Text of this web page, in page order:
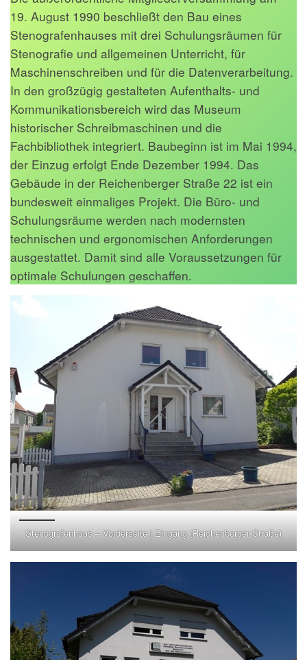
19. August 1990 beschließt den Bau eines
Stenografenhauses mit drei Schulungsräumen für
Stenografie und allgemeinen Unterricht, für
Maschinenschreiben und für die Datenverarbeitung.
In den großzügig gestalteten Aufenthalts- und
Kommunikationsbereich wird das Museum
historischer Schreibmaschinen und die
Fachbibliothek integriert. Baubeginn ist im Mai 1994,
der Einzug erfolgt Ende Dezember 1994. Das
Gebäude in der Reichenberger Straße 22 ist ein
bundesweit einmaliges Projekt. Die Büro- und
Schulungsräume werden nach modernsten
technischen und ergonomischen Anforderungen
ausgestattet. Damit sind alle Voraussetzungen für
optimale Schulungen geschaffen.
Stenografenhaus – Vorderseite | Eingang (Reichenberger Straße)